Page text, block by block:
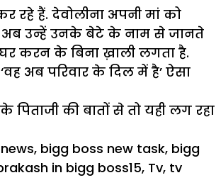
रहे हैं. देवोलीना अपनी मां को
अब उन्हें उनके बेटे के नाम से जानते
करन के बिना ख़ाली लगता है.
अब परिवार के दिल में है’ ऐसा
की बातों से तो यही लग रहा
, bigg boss new task, bigg
in bigg boss15, Tv, tv